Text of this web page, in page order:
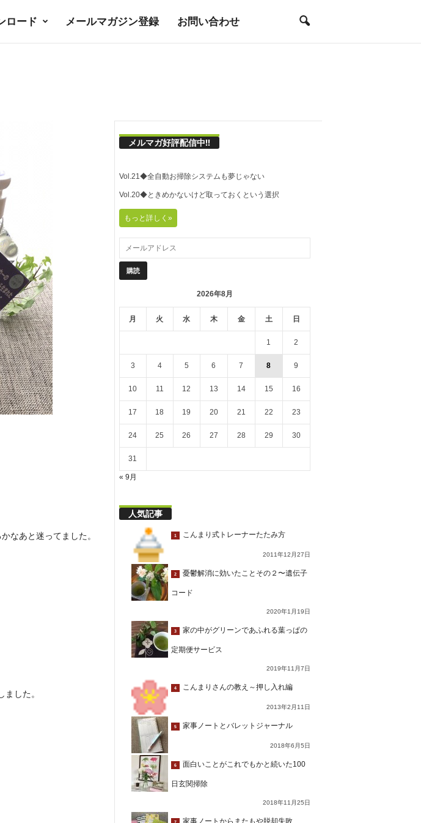
ロード メールマガジン登録 お問い合わせ
なあと迷ってました。
した。
メルマガ好評配信中!!
Vol.21◆全自動お掃除システムも夢じゃない
Vol.20◆ときめかないけど取っておくという選択
もっと詳しく»
2026年8月
月 火 水 木 金 土 日
1 2
3 4 5 6 7 8 9
10 11 12 13 14 15 16
17 18 19 20 21 22 23
24 25 26 27 28 29 30
31
« 9月
人気記事
1 こんまり式トレーナーたたみ方
2011年12月27日
2 憂鬱解消に効いたことその２〜遺伝子
コード
2020年1月19日
3 家の中がグリーンであふれる葉っぱの
定期便サービス
2019年11月7日
4 こんまりさんの教え～押し入れ編
2013年2月11日
5 家事ノートとバレットジャーナル
2018年6月5日
6 面白いことがこれでもかと続いた100
日玄関掃除
2018年11月25日
家事ノートからまたもや脱却失敗…